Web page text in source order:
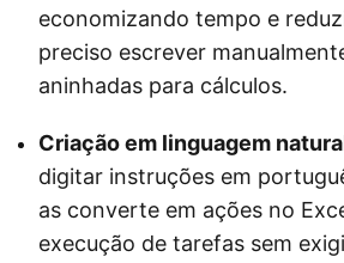
economizando tempo e
preciso escrever
aninhadas para cálculos.
Criação em linguagem
digitar instruções em
as converte em ações no
execução de tarefas sem